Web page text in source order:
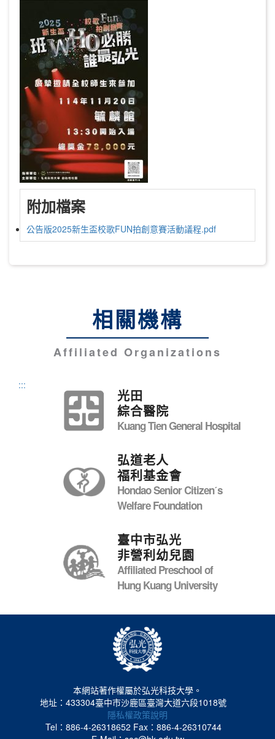
附加檔案
公告版2025新生盃校歌FUN拍創意賽活動議程.pdf
相關機構
Affiliated Organizations
:::
光田
綜合醫院
Kuang Tien General Hospital
弘道老人
福利基金會
Hondao Senior Citizenˊs
Welfare Foundation
臺中市弘光
非營利幼兒園
Affiliated Preschool of
Hung Kuang University
本網站著作權屬於弘光科技大學。
地址：433304臺中市沙鹿區臺灣大道六段1018號
隱私權政策說明
Tel：886-4-26318652 Fax：886-4-26310744